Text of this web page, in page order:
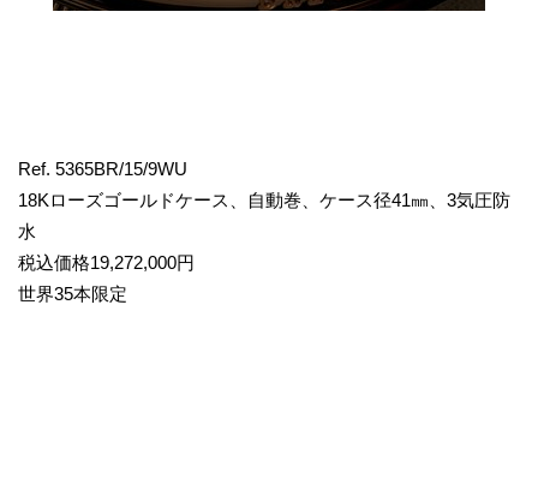
Ref. 5365BR/15/9WU
18Kローズゴールドケース、自動巻、ケース径41㎜、3気圧防
水
税込価格19,272,000円
世界35本限定